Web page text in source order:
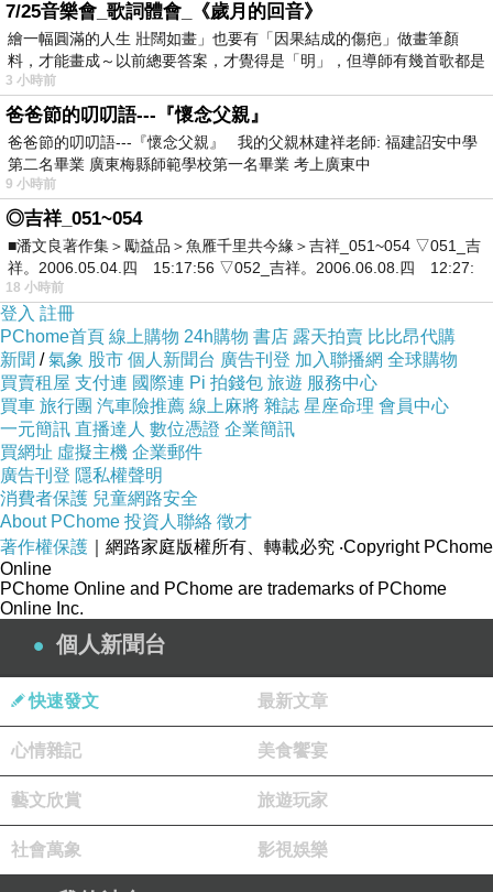
上一篇： 【2024】新年快樂‧暫停一下＃停止內耗
下一篇： 【食記】XIANG DUCK 享鴨＃享鴨烤鴨與中華料理＃初一帶家人一起吃烤鴨＃陳釀梅子雞球＃瑤柱醬爆蘿蔔糕＃脆糖燉奶
7/25音樂會_歌詞體會_《歲月的回音》
繪一幅圓滿的人生 壯闊如畫」也要有「因果結成的傷疤」做畫筆顏
料，才能畫成～以前總要答案，才覺得是「明」，但導師有幾首歌都是
在教
3 小時前
爸爸節的叨叨語---『懷念父親』
爸爸節的叨叨語---『懷念父親』 我的父親林建祥老師: 福建詔安中學
第二名畢業 廣東梅縣師範學校第一名畢業 考上廣東中
9 小時前
◎吉祥_051~054
■潘文良著作集＞勵益品＞魚雁千里共今緣＞吉祥_051~054 ▽051_吉
祥。2006.05.04.四 15:17:56 ▽052_吉祥。2006.06.08.四 12:27:
18 小時前
登入 註冊
PChome首頁 線上購物 24h購物 書店 露天拍賣 比比昂代購
新聞 /氣象 股市 個人新聞台 廣告刊登 加入聯播網 全球購物
買賣租屋 支付連 國際連 Pi 拍錢包 旅遊 服務中心
買車 旅行團 汽車險推薦 線上麻將 雜誌 星座命理 會員中心
一元簡訊 直播達人 數位憑證 企業簡訊
買網址 虛擬主機 企業郵件
廣告刊登 隱私權聲明
消費者保護 兒童網路安全
About PChome 投資人聯絡 徵才
著作權保護 ｜網路家庭版權所有、轉載必究 ‧Copyright PChome
Online
PChome Online and PChome are trademarks of PChome
Online Inc.
個人新聞台
快速發文 最新文章
心情雜記 美食饗宴
藝文欣賞 旅遊玩家
社會萬象 影視娛樂